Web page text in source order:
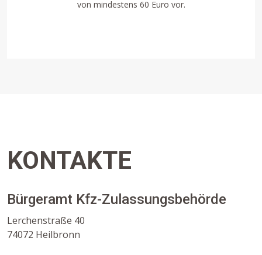
von mindestens 60 Euro vor.
KONTAKTE
Bürgeramt Kfz-Zulassungsbehörde
Lerchenstraße 40
74072 Heilbronn